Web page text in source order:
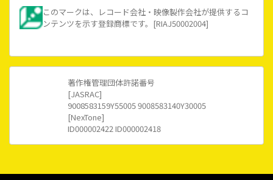
このマークは、レコード会社・映像製作会社が提供するコ
ンテンツを示す登録商標です。[RIAJ50002004]
著作権管理団体許諾番号
[JASRAC]
9008583159Y55005 9008583140Y30005
[NexTone]
ID000002422 ID000002418